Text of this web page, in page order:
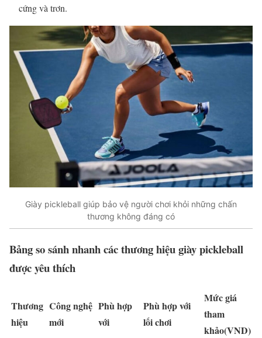
cứng và trơn.
Giày pickleball giúp bảo vệ người chơi khỏi những chấn
thương không đáng có
Bảng so sánh nhanh các thương hiệu giày pickleball
được yêu thích
Thương
hiệu
Công nghệ
mới
Phù hợp
với
Phù hợp với
lối chơi
Mức giá
tham
khảo(VND)